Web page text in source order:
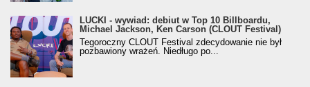
LUCKI - wywiad: debiut w Top 10 Billboardu,
Michael Jackson, Ken Carson (CLOUT Festival)
Tegoroczny CLOUT Festival zdecydowanie nie był
pozbawiony wrażeń. Niedługo po...